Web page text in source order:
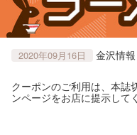
2020年09月16日 金沢情
クーポンのご利用は、本誌
ンページをお店に提示して